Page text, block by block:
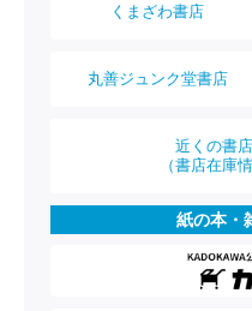
くまざわ書店
丸善ジュンク堂書店
近くの書
（書店在庫
紙の本・